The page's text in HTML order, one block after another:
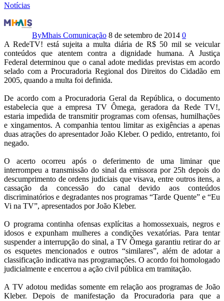
Notícias
RedeTV!
será
multada
se
veicular
conteúdos
que
atentem
contra
dignidade
humana
ByMhais Comunicação 8 de setembro de 2014 0
A RedeTV! está sujeita a multa diária de R$ 50 mil se veicular
conteúdos que atentem contra a dignidade humana. A Justiça
Federal determinou que o canal adote medidas previstas em acordo
selado com a Procuradoria Regional dos Direitos do Cidadão em
2005, quando a multa foi definida.
De acordo com a Procuradoria Geral da República, o documento
estabelecia que a empresa TV Ômega, geradora da Rede TV!,
estaria impedida de transmitir programas com ofensas, humilhações
e xingamentos. A companhia tentou limitar as exigências a apenas
duas atrações do apresentador João Kleber. O pedido, entretanto, foi
negado.
O acerto ocorreu após o deferimento de uma liminar que
interrompeu a transmissão do sinal da emissora por 25h depois do
descumprimento de ordens judiciais que visava, entre outros itens, a
cassação da concessão do canal devido aos conteúdos
discriminatórios e degradantes nos programas “Tarde Quente” e “Eu
Vi na TV”, apresentados por João Kleber.
O programa continha ofensas explícitas a homossexuais, negros e
idosos e expunham mulheres a condições vexatórias. Para tentar
suspender a interrupção do sinal, a TV Ômega garantiu retirar do ar
os esquetes mencionados e outros “similares”, além de adotar a
classificação indicativa nas programações. O acordo foi homologado
judicialmente e encerrou a ação civil pública em tramitação.
A TV adotou medidas somente em relação aos programas de João
Kleber. Depois de manifestação da Procuradoria para que a